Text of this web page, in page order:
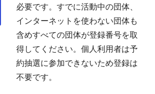
ウ
ィ
ン
ド
ウ
で
必要です。すでに活動中の団体、
インターネットを使わない団体も
含めすべての団体が登録番号を取
得してください。個人利用者は予
約抽選に参加できないため登録は
不要です。